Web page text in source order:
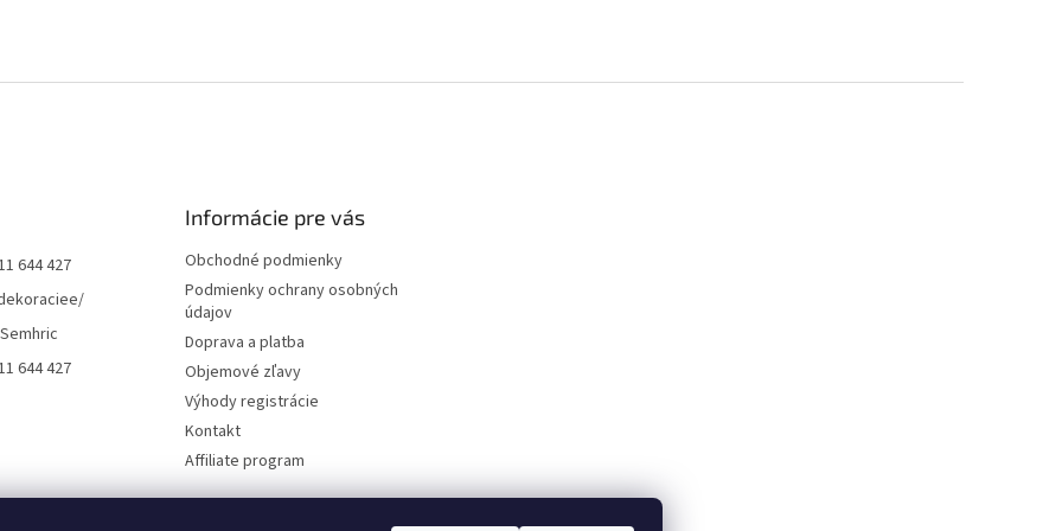
644 427
644 427
Informácie pre vás
Obchodné podmienky
Podmienky ochrany osobných
údajov
Doprava a platba
Objemové zľavy
Výhody registrácie
Kontakt
Affiliate program